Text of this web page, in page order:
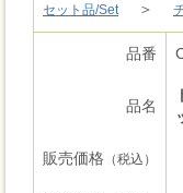
セット品/Set＞
品番
品名
販売価格 （税込）